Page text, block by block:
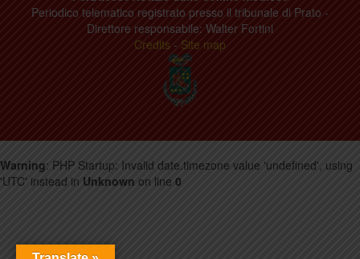
Periodico telematico registrato presso il tribunale di Prato -
Direttore responsabile: Walter Fortini
Credits - Site map
Warning: PHP Startup: Invalid date.timezone value 'undefined', using
'UTC' instead in Unknown on line 0